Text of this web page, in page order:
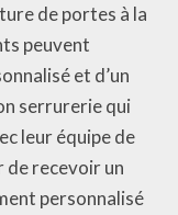
de portes à la
peuvent
et d’un
serrurerie qui
leur équipe de
de recevoir un
personnalisé